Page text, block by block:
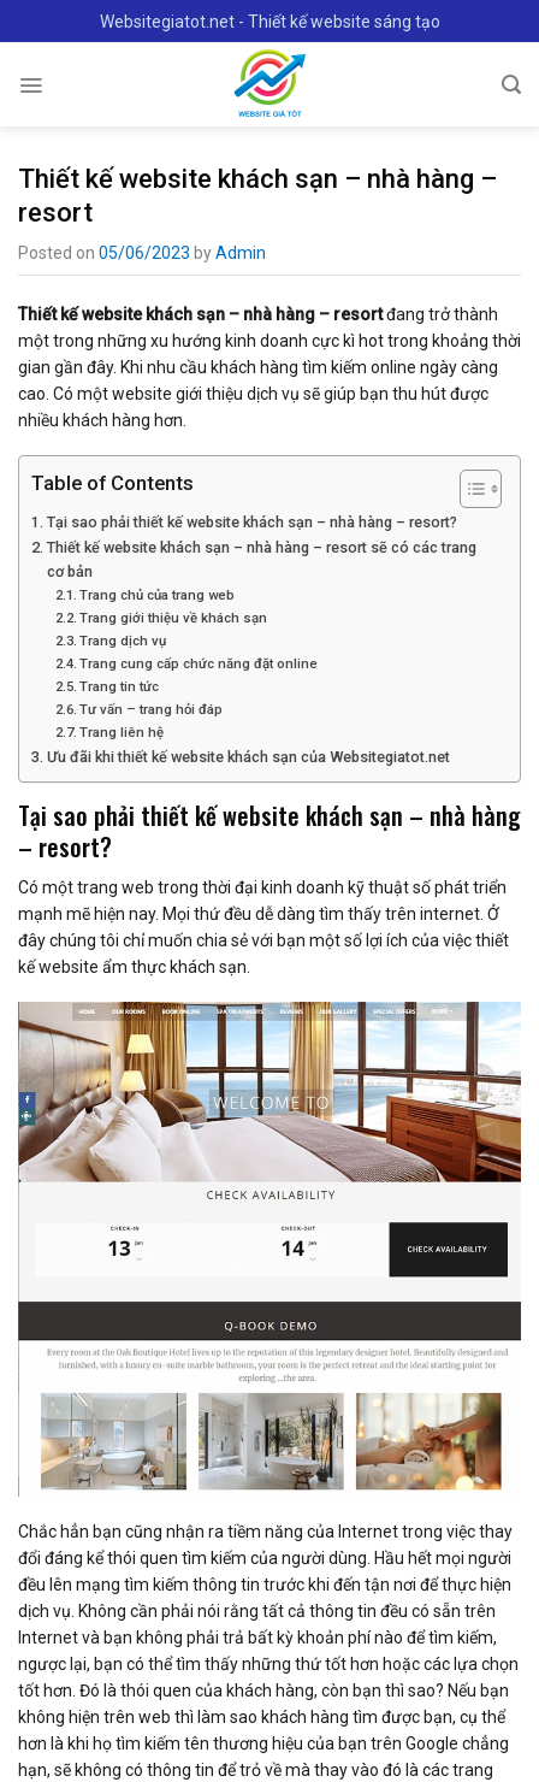
to
Websitegiatot.net - Thiết kế website sáng tạo
Thiết kế website khách sạn – nhà hàng –
resort
Posted on 05/06/2023 byAdmin
Thiết kế website khách sạn – nhà hàng – resortđang trở thành
một trong những xu hướng kinh doanh cực kì hot trong khoảng thời
gian gần đây. Khi nhu cầu khách hàng tìm kiếm online ngày càng
cao. Có một website giới thiệu dịch vụ sẽ giúp bạn thu hút được
nhiều khách hàng hơn.
Table of Contents
Tại sao phải thiết kế website khách sạn – nhà hàng – resort?
Thiết kế website khách sạn – nhà hàng – resort sẽ có các trang
cơ bản
Trang chủ của trang web
Trang giới thiệu về khách sạn
Trang dịch vụ
Trang cung cấp chức năng đặt online
Trang tin tức
Tư vấn – trang hỏi đáp
Trang liên hệ
Ưu đãi khi thiết kế website khách sạn của Websitegiatot.net
Tại sao phải thiết kế website khách sạn – nhà hàng
– resort?
Có một trang web trong thời đại kinh doanh kỹ thuật số phát triển
mạnh mẽ hiện nay. Mọi thứ đều dễ dàng tìm thấy trên internet. Ở
đây chúng tôi chỉ muốn chia sẻ với bạn một số lợi ích của việc thiết
kế website ẩm thực khách sạn.
Chắc hẳn bạn cũng nhận ra tiềm năng của Internet trong việc thay
đổi đáng kể thói quen tìm kiếm của người dùng. Hầu hết mọi người
đều lên mạng tìm kiếm thông tin trước khi đến tận nơi để thực hiện
dịch vụ. Không cần phải nói rằng tất cả thông tin đều có sẵn trên
Internet và bạn không phải trả bất kỳ khoản phí nào để tìm kiếm,
ngược lại, bạn có thể tìm thấy những thứ tốt hơn hoặc các lựa chọn
tốt hơn. Đó là thói quen của khách hàng, còn bạn thì sao? Nếu bạn
không hiện trên web thì làm sao khách hàng tìm được bạn, cụ thể
hơn là khi họ tìm kiếm tên thương hiệu của bạn trên Google chẳng
hạn, sẽ không có thông tin để trỏ về mà thay vào đó là các trang